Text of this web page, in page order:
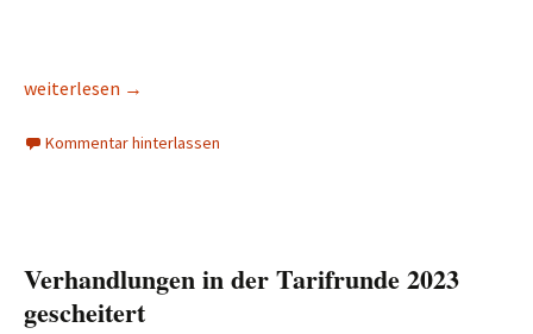
Posttraumatische Belastungsstörung als Berufskrankheit
weiterlesen →
Kommentar hinterlassen
Verhandlungen in der Tarifrunde 2023
gescheitert